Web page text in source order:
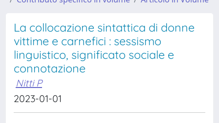
La collocazione sintattica di donne
vittime e carnefici : sessismo
linguistico, significato sociale e
connotazione
Nitti P
2023-01-01